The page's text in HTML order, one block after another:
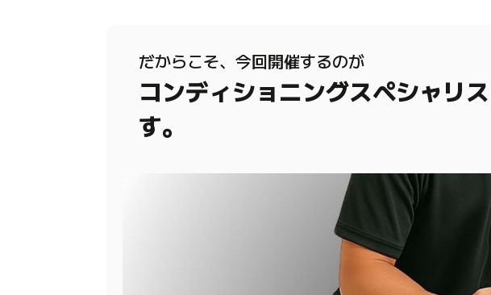
だからこそ、今回開催するのが
コンディショニングスペシャリ
す。